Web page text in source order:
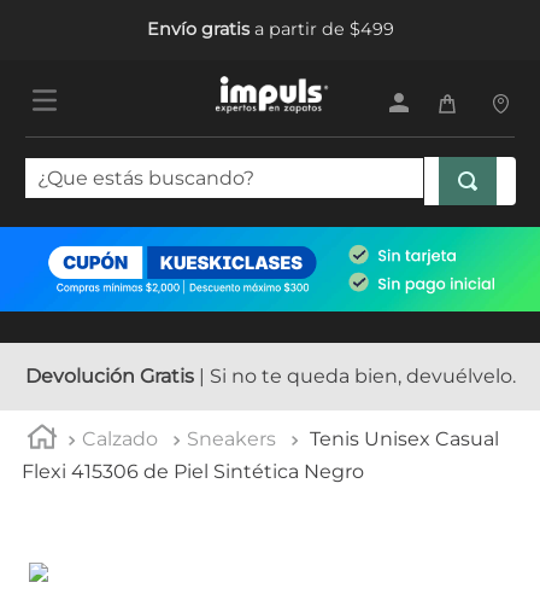
Envío gratisa partir de $499
¿Que estás buscando?
Devolución Gratis| Si no te queda bien, devuélvelo.
Calzado Sneakers
Tenis Unisex Casual
Flexi 415306 de Piel Sintética Negro
TÉRMINOS MÁS BUSCADOS
.
tenis mujer
tenis hombre
5. tenis